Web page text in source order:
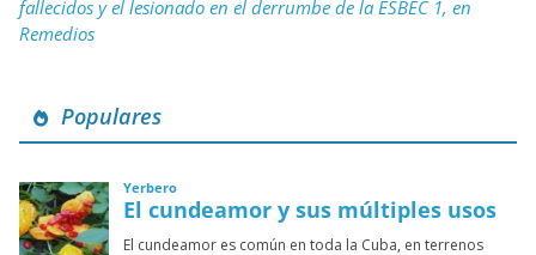
fallecidos y el lesionado en el derrumbe de la ESBEC 1, en
Remedios
Populares